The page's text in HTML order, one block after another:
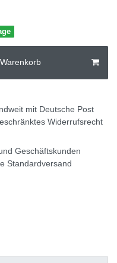
mit Deutsche Post
Widerrufsrecht
Geschäftskunden
Standardversand